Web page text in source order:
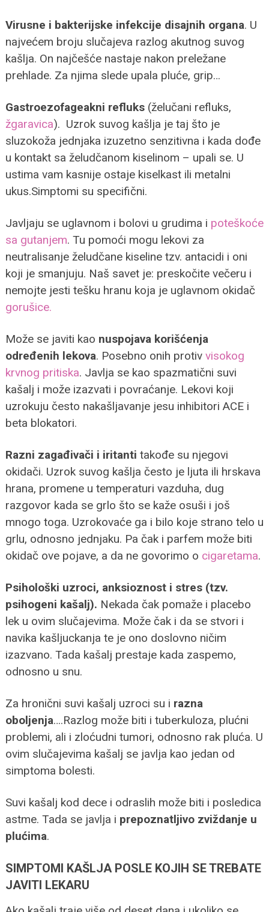
Virusne i bakterijske infekcije disajnih organa. U
najvećem broju slučajeva razlog akutnog suvog
kašlja. On najčešće nastaje nakon preležane
prehlade. Za njima slede upala pluće, grip…
Gastroezofageakni refluks(želučani refluks,
žgaravica). Uzrok suvog kašlja je taj što je
sluzokoža jednjaka izuzetno senzitivna i kada dođe
u kontakt sa želudčanom kiselinom – upali se. U
ustima vam kasnije ostaje kiselkast ili metalni
ukus.Simptomi su specifični.
Javljaju se uglavnom i bolovi u grudima i poteškoće
sa gutanjem. Tu pomoći mogu lekovi za
neutralisanje želudčane kiseline tzv. antacidi i oni
koji je smanjuju. Naš savet je: preskočite večeru i
nemojte jesti tešku hranu koja je uglavnom okidač
gorušice.
Može se javiti kao nuspojava korišćenja
određenih lekova. Posebno onih protiv visokog
krvnog pritiska. Javlja se kao spazmatični suvi
kašalj i može izazvati i povraćanje. Lekovi koji
uzrokuju često nakašljavanje jesu inhibitori ACE i
beta blokatori.
Razni zagađivači i iritanti takođe su njegovi
okidači. Uzrok suvog kašlja često je ljuta ili hrskava
hrana, promene u temperaturi vazduha, dug
razgovor kada se grlo što se kaže osuši i još
mnogo toga. Uzrokovaće ga i bilo koje strano telo u
grlu, odnosno jednjaku. Pa čak i parfem može biti
okidač ove pojave, a da ne govorimo o cigaretama.
Psihološki uzroci, anksioznost i stres (tzv.
psihogeni kašalj). Nekada čak pomaže i placebo
lek u ovim slučajevima. Može čak i da se stvori i
navika kašljuckanja te je ono doslovno ničim
izazvano. Tada kašalj prestaje kada zaspemo,
odnosno u snu.
Za hronični suvi kašalj uzroci su i razna
oboljenja….Razlog može biti i tuberkuloza, plućni
problemi, ali i zloćudni tumori, odnosno rak pluća. U
ovim slučajevima kašalj se javlja kao jedan od
simptoma bolesti.
Suvi kašalj kod dece i odraslih može biti i posledica
astme. Tada se javlja i prepoznatljivo zviždanje u
plućima.
SIMPTOMI KAŠLJA POSLE KOJIH SE TREBATE
JAVITI LEKARU